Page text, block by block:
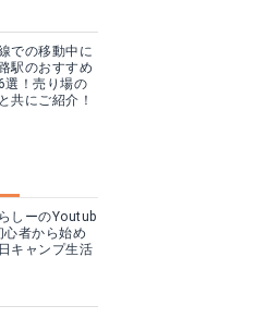
での移動中に
駅のおすすめ
選！売り場の
共にご紹介！
らしーのYoutub
心者から始め
キャンプ生活